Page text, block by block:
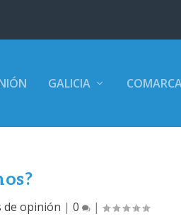
GALICIA
de opinión |0 |